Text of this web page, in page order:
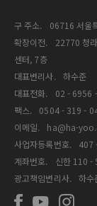
구 주소.
06716 서울
확장이전.
22770 청
센터, 7층
대표변리사.
하수준
대표전화.
02 - 6956
팩스.
0504 - 319 -
이메일.
ha@ha-
사업자등록번호.
407
계좌번호.
신한 110 -
광고책임변리사.
하수